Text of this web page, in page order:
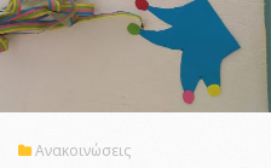
Ανακοινώσεις